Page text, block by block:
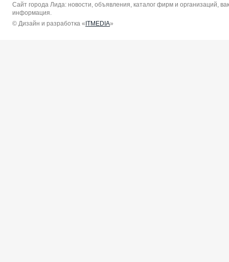
Сайт города Лида: новости, объявления, каталог фирм и организаций,
информация.
© Дизайн и разработка «ITMEDIA»